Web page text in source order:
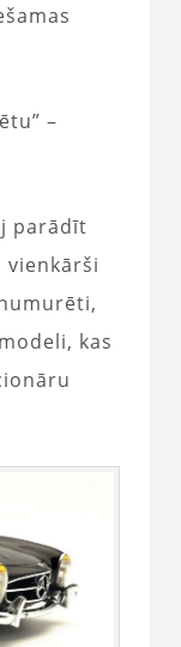
–
parādīt
vienkārši
kas